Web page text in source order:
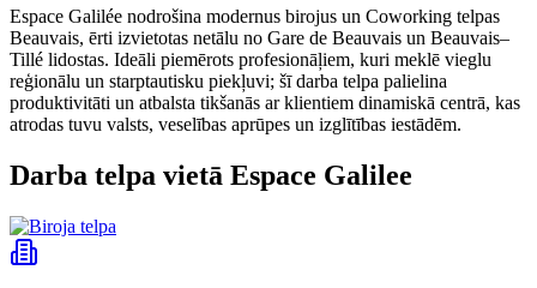
Espace Galilée nodrošina modernus birojus un Coworking telpas
Beauvais, ērti izvietotas netālu no Gare de Beauvais un Beauvais–
Tillé lidostas. Ideāli piemērots profesionāļiem, kuri meklē vieglu
reģionālu un starptautisku piekļuvi; šī darba telpa palielina
produktivitāti un atbalsta tikšanās ar klientiem dinamiskā centrā, kas
atrodas tuvu valsts, veselības aprūpes un izglītības iestādēm.
Darba telpa vietā Espace Galilee